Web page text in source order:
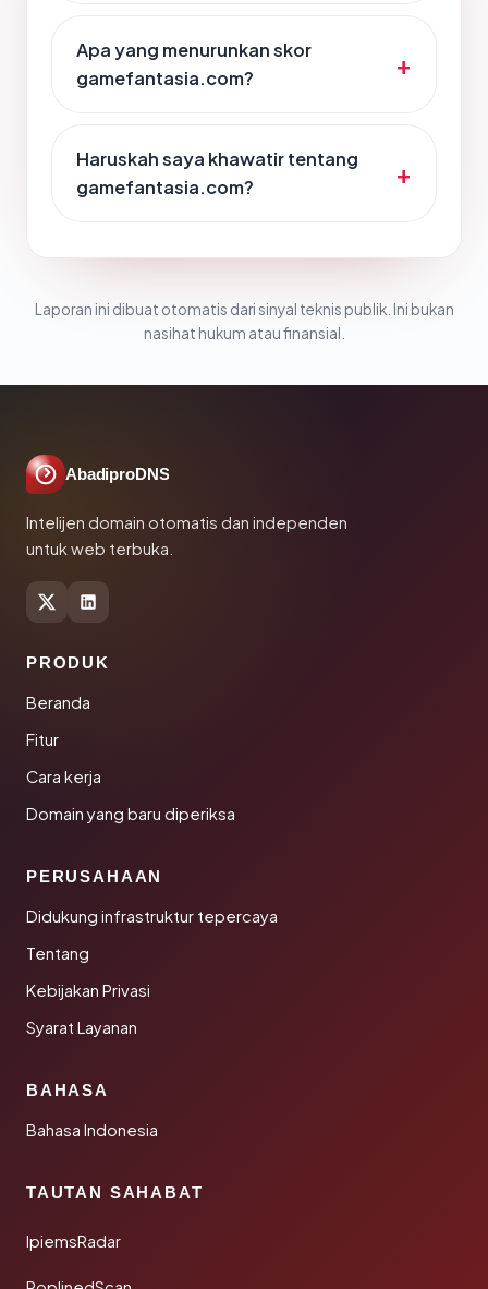
Apa yang menurunkan skor
gamefantasia.com?
Haruskah saya khawatir tentang
gamefantasia.com?
Laporan ini dibuat otomatis dari sinyal teknis publik. Ini bukan
nasihat hukum atau finansial.
AbadiproDNS
Intelijen domain otomatis dan independen
untuk web terbuka.
PRODUK
Beranda
Fitur
Cara kerja
Domain yang baru diperiksa
PERUSAHAAN
Didukung infrastruktur tepercaya
Tentang
Kebijakan Privasi
Syarat Layanan
BAHASA
Bahasa Indonesia
TAUTAN SAHABAT
IpiemsRadar